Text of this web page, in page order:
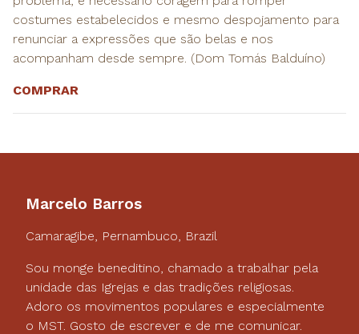
costumes estabelecidos e mesmo despojamento para
renunciar a expressões que são belas e nos
acompanham desde sempre. (Dom Tomás Balduíno)
COMPRAR
Marcelo Barros
Camaragibe, Pernambuco, Brazil
Sou monge beneditino, chamado a trabalhar pela
unidade das Igrejas e das tradições religiosas.
Adoro os movimentos populares e especialmente
o MST. Gosto de escrever e de me comunicar.